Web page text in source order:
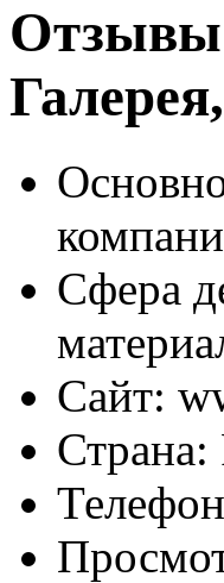
Отзывы
Сфера
Сайт:
Страна: